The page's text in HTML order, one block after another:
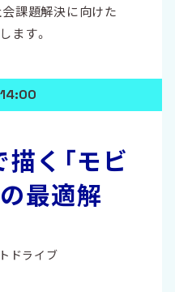
会課題解決に向けた
ます。
14:00
く「モビ
最適解
ドライブ